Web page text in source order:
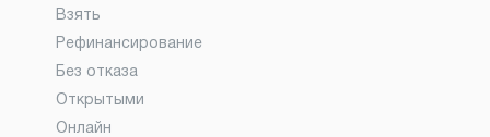
Взять
Рефинансирование
Без отказа
Открытыми
Онлайн